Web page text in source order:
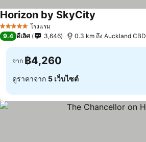
5 ดาว โรงแรม
Horizon by SkyCity
9.4 ดีเลิศ 3,646 0.3 km ถึง Auckland CBD
จาก ฿4,260
ดูราคาจาก 5 เว็บไซต์